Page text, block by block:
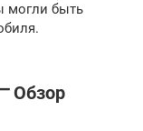
могли быть
Обзор